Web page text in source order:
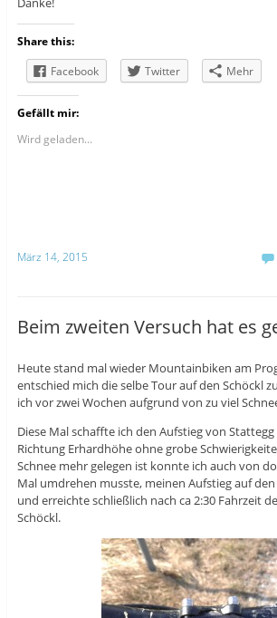
Share this:
Facebook
Twitter Mehr
Gefällt mir:
Wird geladen...
März 14, 2015
Beim zweiten Versuch hat es
Heute stand mal wieder Mountainbiken am
entschied mich die selbe Tour auf den Schöckl
ich vor zwei Wochen aufgrund von zu viel
Diese Mal schaffte ich den Aufstieg von
Richtung Erhardhöhe ohne grobe
Schnee mehr gelegen ist konnte ich auch von
Mal umdrehen musste, meinen Aufstieg auf
und erreichte schließlich nach ca 2:30 Fahrzeit
Schöckl.